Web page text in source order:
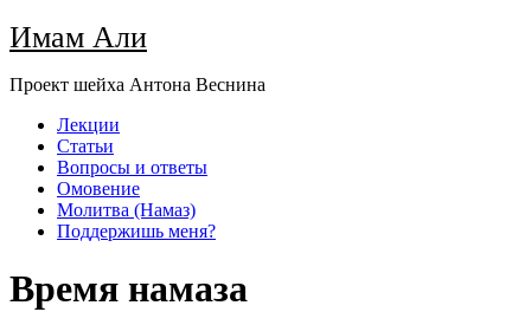
Имам Али
Проект шейха Антона Веснина
Лекции
Статьи
Вопросы и ответы
Омовение
Молитва (Намаз)
Поддержишь меня?
Время намаза